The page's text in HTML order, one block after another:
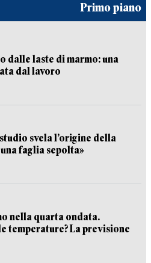
Primo piano
dalle laste di marmo: una
dal lavoro
svela l’origine della
faglia sepolta»
nella quarta ondata.
temperature? La previsione